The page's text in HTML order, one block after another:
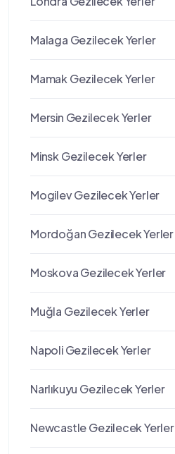
Malaga Gezilecek Yerler
Mamak Gezilecek Yerler
Mersin Gezilecek Yerler
Minsk Gezilecek Yerler
Mogilev Gezilecek Yerler
Mordoğan Gezilecek Yerler
Moskova Gezilecek Yerler
Muğla Gezilecek Yerler
Napoli Gezilecek Yerler
Narlıkuyu Gezilecek Yerler
Newcastle Gezilecek Yerler